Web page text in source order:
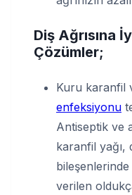
Diş Ağrısına
Çözümler;
Kuru karanfil
enfeksiyonu
Antiseptik ve
karanfil yağı,
verilen